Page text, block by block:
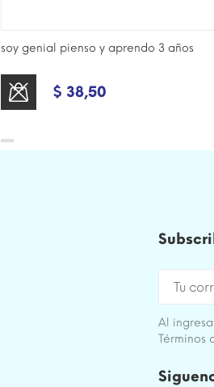
soy genial pienso y aprendo 3 años
$ 38,50
Al
Términos